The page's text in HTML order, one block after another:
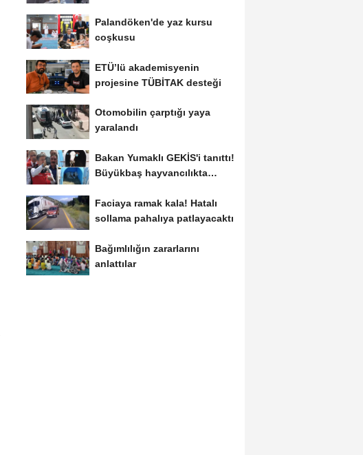
Palandöken'de yaz kursu
coşkusu
ETÜ’lü akademisyenin
projesine TÜBİTAK desteği
Otomobilin çarptığı yaya
yaralandı
Bakan Yumaklı GEKİS'i tanıttı!
Büyükbaş hayvancılıkta
Faciaya ramak kala! Hatalı
sollama pahalıya patlayacaktı
Bağımlılığın zararlarını
anlattılar